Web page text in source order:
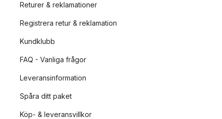
Returer & reklamationer
Registrera retur & reklamation
Kundklubb
FAQ - Vanliga frågor
Leveransinformation
Spåra ditt paket
Köp- & leveransvillkor